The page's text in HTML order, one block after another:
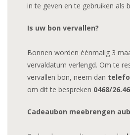
in te geven en te gebruiken als
Is uw bon vervallen?
Bonnen worden éénmalig 3
vervaldatum verlengd. Om te
vervallen bon, neem dan
om dit te bespreken 0468/
Cadeaubon meebrengen